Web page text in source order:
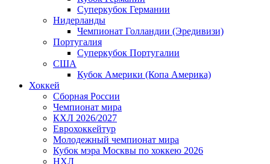
Суперкубок Германии
Нидерланды
Чемпионат Голландии (Эредивизи)
Португалия
Суперкубок Португалии
США
Кубок Америки (Копа Америка)
Хоккей
Сборная России
Чемпионат мира
КХЛ 2026/2027
Еврохоккейтур
Молодежный чемпионат мира
Кубок мэра Москвы по хоккею 2026
НХЛ